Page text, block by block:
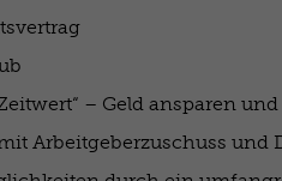
– Geld ansparen
Arbeitgeberzuschuss und